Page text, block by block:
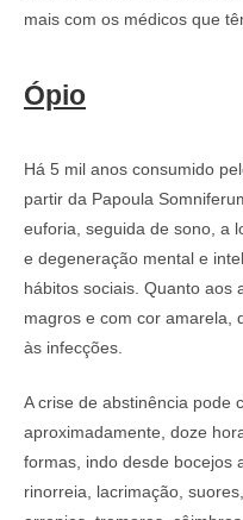
mais com os médicos que
Ópio
Há 5 mil anos consumido
partir da Papoula
euforia, seguida de sono, a
e degeneração mental e
hábitos sociais. Quanto aos
magros e com cor amarela,
às infecções.
A crise de abstinência pode
aproximadamente, doze
formas, indo desde bocejos
rinorreia, lacrimação,